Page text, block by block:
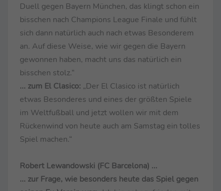
Duell gegen Bayern München, das klingt schon ein
bisschen nach Champions League Finale und fühlt
sich dann natürlich auch nach etwas Besonderem
an. Auf diese Weise, wie wir gegen die Bayern
gewonnen haben, macht uns das natürlich ein
bisschen stolz.“
... zum El Clasico: „Der El Clasico ist natürlich
etwas Besonderes und eines der größten Spiele
im Weltfußball und jetzt wollen wir mit dem
Rückenwind von heute auch am Samstag ein tolles
Spiel machen.“
Robert Lewandowski (FC Barcelona) ...
... zur Frage, wie besonders heute das Spiel gegen